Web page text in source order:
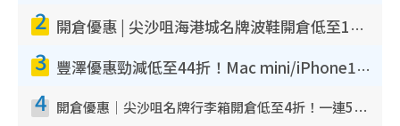
2 開倉優惠 | 尖沙咀海港城名牌波鞋開倉低至1折！On鞋$899起／Joy&Peace鞋履$98起
3 豐澤優惠勁減低至44折！Mac mini/iPhone17Pro大減價！廚房家電$220起
4 開倉優惠｜尖沙咀名牌行李箱開倉低至4折！一連5日 American Tourister/ace./Hallmark $200起！